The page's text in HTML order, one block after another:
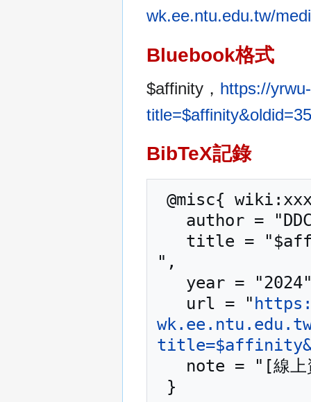
wk.ee.ntu.edu.tw/
Bluebook格式
$affinity， https://
BibTeX記錄
",
   url = "